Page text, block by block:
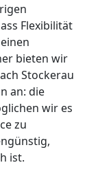
Flexibilität
bieten wir
Stockerau
an: die
wir es
zu
ist.